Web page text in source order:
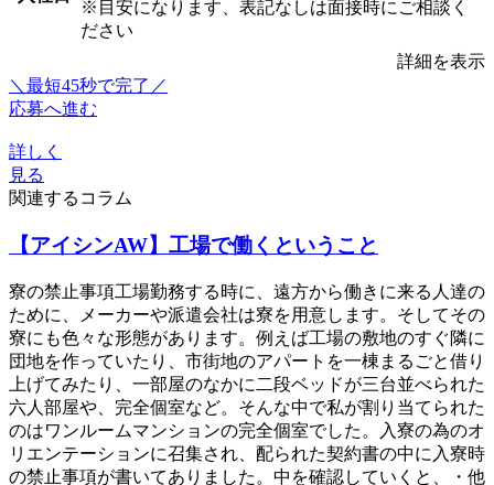
※目安になります、表記なしは面接時にご相談く
ださい
詳細を表示
＼最短45秒で完了／
応募へ進む
詳しく
見る
関連するコラム
【アイシンAW】工場で働くということ
寮の禁止事項工場勤務する時に、遠方から働きに来る人達の
ために、メーカーや派遣会社は寮を用意します。そしてその
寮にも色々な形態があります。例えば工場の敷地のすぐ隣に
団地を作っていたり、市街地のアパートを一棟まるごと借り
上げてみたり、一部屋のなかに二段ベッドが三台並べられた
六人部屋や、完全個室など。そんな中で私が割り当てられた
のはワンルームマンションの完全個室でした。入寮の為のオ
リエンテーションに召集され、配られた契約書の中に入寮時
の禁止事項が書いてありました。中を確認していくと、・他